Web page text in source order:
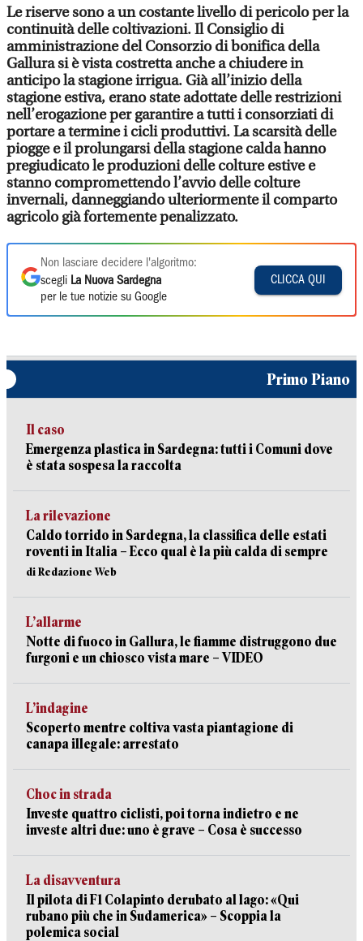
Le riserve sono a un costante livello di pericolo per la
continuità delle coltivazioni. Il Consiglio di
amministrazione del Consorzio di bonifica della
Gallura si è vista costretta anche a chiudere in
anticipo la stagione irrigua. Già all’inizio della
stagione estiva, erano state adottate delle restrizioni
nell’erogazione per garantire a tutti i consorziati di
portare a termine i cicli produttivi. La scarsità delle
piogge e il prolungarsi della stagione calda hanno
pregiudicato le produzioni delle colture estive e
stanno compromettendo l’avvio delle colture
invernali, danneggiando ulteriormente il comparto
agricolo già fortemente penalizzato.
Non lasciare decidere l'algoritmo:
scegli La Nuova Sardegna
per le tue notizie su Google
CLICCA QUI
Primo Piano
Il caso
Emergenza plastica in Sardegna: tutti i Comuni dove
è stata sospesa la raccolta
La rilevazione
Caldo torrido in Sardegna, la classifica delle estati
roventi in Italia – Ecco qual è la più calda di sempre
di Redazione Web
L’allarme
Notte di fuoco in Gallura, le fiamme distruggono due
furgoni e un chiosco vista mare – VIDEO
L’indagine
Scoperto mentre coltiva vasta piantagione di
canapa illegale: arrestato
Choc in strada
Investe quattro ciclisti, poi torna indietro e ne
investe altri due: uno è grave – Cosa è successo
La disavventura
Il pilota di F1 Colapinto derubato al lago: «Qui
rubano più che in Sudamerica» – Scoppia la
polemica social